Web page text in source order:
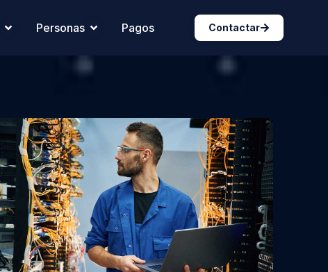
Personas Pagos Contactar